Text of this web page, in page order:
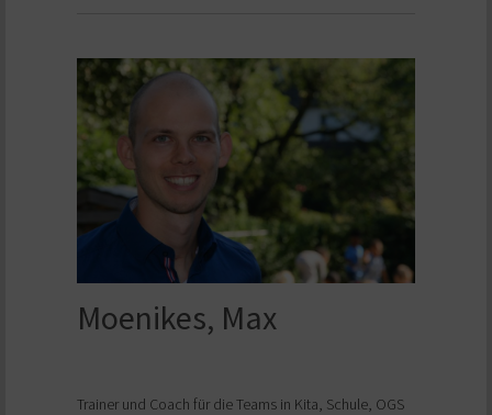
Moenikes, Max
Trainer und Coach für die Teams in Kita, Schule, OGS